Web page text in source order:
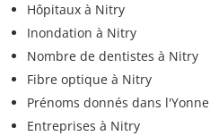
Hôpitaux à Nitry
Inondation à Nitry
Nombre de dentistes à Nitry
Fibre optique à Nitry
Prénoms donnés dans l'Yonne
Entreprises à Nitry